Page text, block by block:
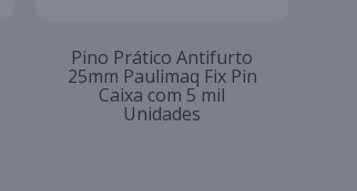
Pino Prático Antifurto
25mm Paulimaq Fix Pin
Caixa com 5 mil
Unidades